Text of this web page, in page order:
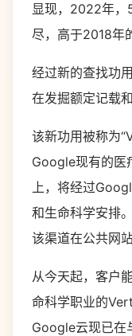
显现，2022年，
尽，高于2018年
经过新的查找功
在发掘额定记载
该新功用被称为
Google现有的医
上，将经过
和生命科学安排
该渠道在公共网
从今天起，客户
命科学职业的
Google云现已在